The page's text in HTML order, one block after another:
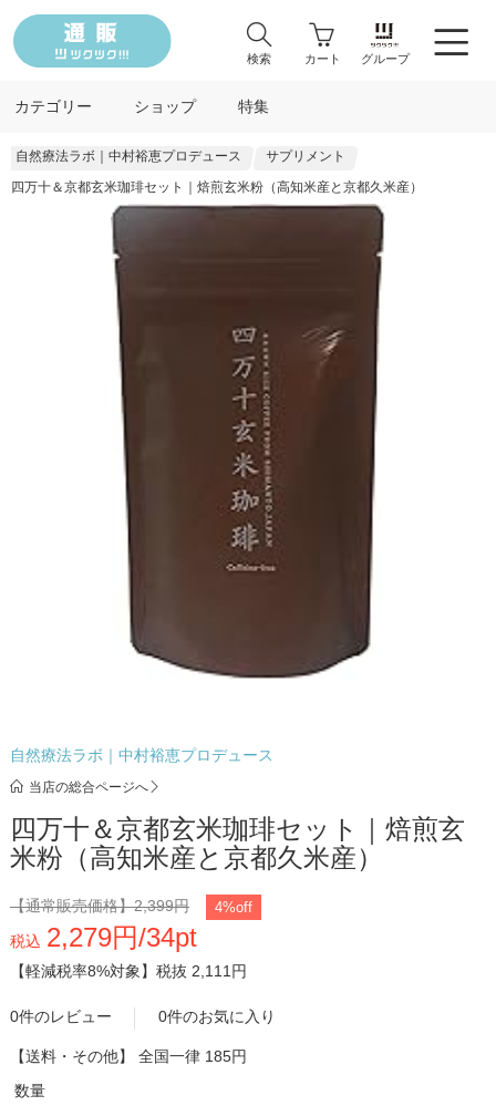
検索 カート グループ
カテゴリー ショップ 特集
自然療法ラボ｜中村裕恵プロデュース
サプリメント
四万十＆京都玄米珈琲セット｜焙煎玄米粉（高知米産と京都久米産）
自然療法ラボ｜中村裕恵プロデュース
当店の総合ページへ
四万十＆京都玄米珈琲セット｜焙煎玄
米粉（高知米産と京都久米産）
【通常販売価格】2,399円 4%off
税込 2,279円/34pt
【軽減税率8%対象】 税抜 2,111円
0件のレビュー 0件のお気に入り
【送料・その他】 全国一律 185円
数量